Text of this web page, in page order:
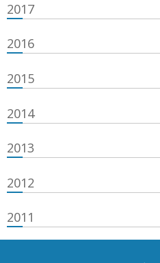
2017
2016
2015
2014
2013
2012
2011